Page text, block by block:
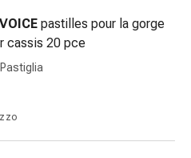
pastilles pour la gorge
cassis 20 pce